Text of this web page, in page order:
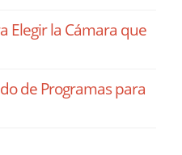
Elegir la Cámara que
de Programas para